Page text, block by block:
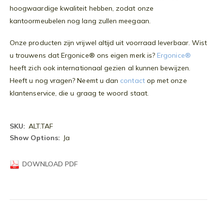
hoogwaardige kwaliteit hebben, zodat onze
kantoormeubelen nog lang zullen meegaan.
Onze producten zijn vrijwel altijd uit voorraad leverbaar. Wist
u trouwens dat Ergonice® ons eigen merk is? Ergonice®
heeft zich ook internationaal gezien al kunnen bewijzen.
Heeft u nog vragen? Neemt u dan contactop met onze
klantenservice, die u graag te woord staat.
Meer
informatie
ALT.TAF
Ja
DOWNLOAD PDF